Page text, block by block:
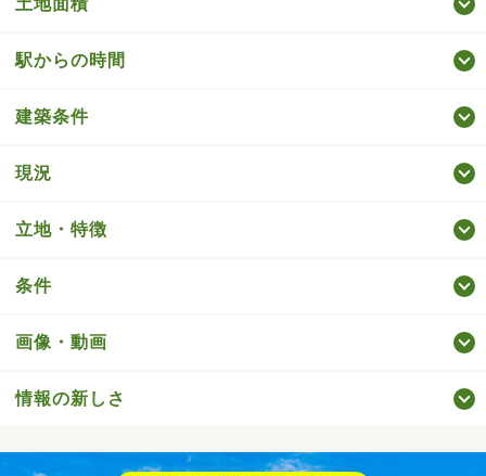
駅からの時間
建築条件
現況
立地・特徴
条件
画像・動画
情報の新しさ